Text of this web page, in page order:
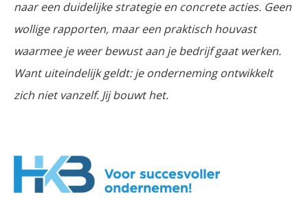
naar een duidelijke strategie en concrete acties. Geen
wollige rapporten, maar een praktisch houvast
waarmee je weer bewust aan je bedrijf gaat werken.
Want uiteindelijk geldt: je onderneming ontwikkelt
zich niet vanzelf. Jij bouwt het.